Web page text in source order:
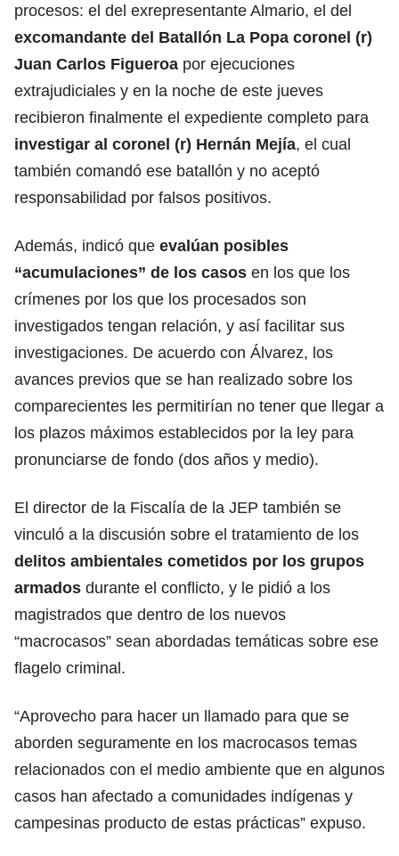
procesos: el del exrepresentante Almario, el del
excomandante del Batallón La Popa coronel (r)
Juan Carlos Figueroa por ejecuciones
extrajudiciales y en la noche de este jueves
recibieron finalmente el expediente completo para
investigar al coronel (r) Hernán Mejía, el cual
también comandó ese batallón y no aceptó
responsabilidad por falsos positivos.
Además, indicó que evalúan posibles
“acumulaciones” de los casos en los que los
crímenes por los que los procesados son
investigados tengan relación, y así facilitar sus
investigaciones. De acuerdo con Álvarez, los
avances previos que se han realizado sobre los
comparecientes les permitirían no tener que llegar a
los plazos máximos establecidos por la ley para
pronunciarse de fondo (dos años y medio).
El director de la Fiscalía de la JEP también se
vinculó a la discusión sobre el tratamiento de los
delitos ambientales cometidos por los grupos
armados durante el conflicto, y le pidió a los
magistrados que dentro de los nuevos
“macrocasos” sean abordadas temáticas sobre ese
flagelo criminal.
“Aprovecho para hacer un llamado para que se
aborden seguramente en los macrocasos temas
relacionados con el medio ambiente que en algunos
casos han afectado a comunidades indígenas y
campesinas producto de estas prácticas” expuso.